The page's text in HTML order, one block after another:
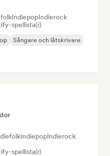
IndiepopIndierock
spellista(r)
Sångare och låtskrivare
IndiepopIndierock
spellista(r)